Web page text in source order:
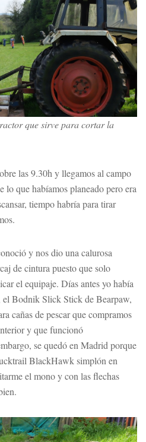
que sirve para cortar la
las 9.30h y llegamos al campo
lo que habíamos planeado pero era
tiempo habría para tirar
y nos dio una calurosa
de cintura puesto que solo
el equipaje. Días antes yo había
Bodnik Slick Stick de Bearpaw,
cañas de pescar que compramos
y que funcionó
se quedó en Madrid porque
BlackHawk simplón en
el mono y con las flechas